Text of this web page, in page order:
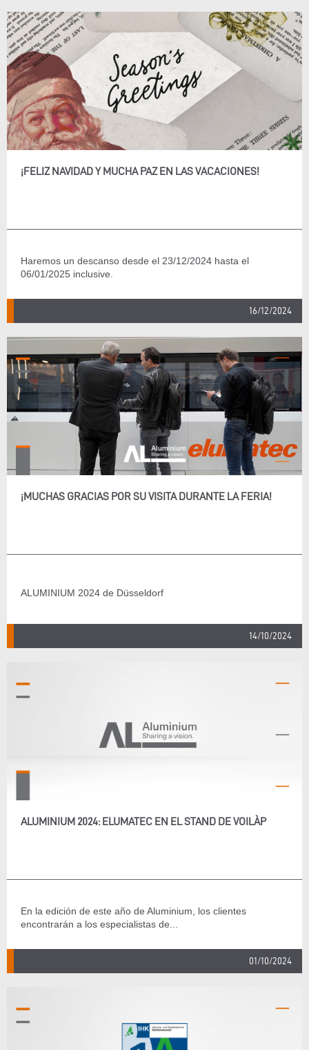
¡FELIZ NAVIDAD Y MUCHA PAZ EN LAS VACACIONES!
Haremos un descanso desde el 23/12/2024 hasta el
06/01/2025 inclusive.
16/12/2024
¡MUCHAS GRACIAS POR SU VISITA DURANTE LA FERIA!
ALUMINIUM 2024 de Düsseldorf
14/10/2024
ALUMINIUM 2024: ELUMATEC EN EL STAND DE VOILÀP
En la edición de este año de Aluminium, los clientes
encontrarán a los especialistas de...
01/10/2024